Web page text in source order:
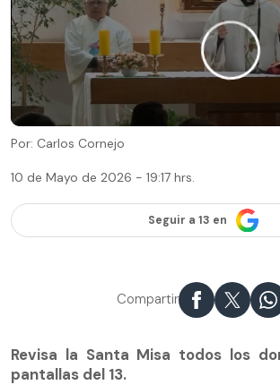
Por: Carlos Cornejo
10 de Mayo de 2026 - 19:17 hrs.
Seguir a 13 en
Compartir
Revisa la Santa Misa todos los
pantallas del 13.